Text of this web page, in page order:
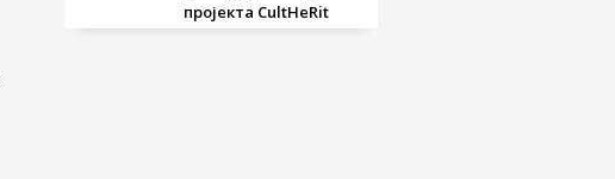
пројекта CultHeRit